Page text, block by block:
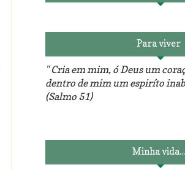
Para viver
" Cria em mim, ó Deus um
dentro de mim um espiríto
(Salmo 51)
Minha vida...